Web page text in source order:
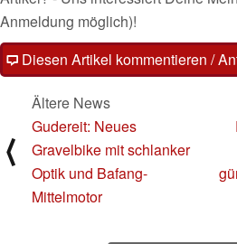
Anmeldung möglich)!
Diesen Artikel kommentieren /
⟨
Ältere News
Gudereit: Neues
Gravelbike mit schlanker
Optik und Bafang-
Mittelmotor